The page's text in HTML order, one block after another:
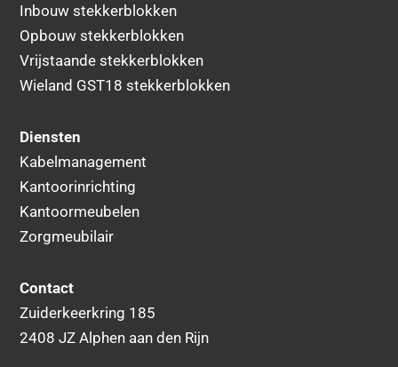
Inbouw stekkerblokken
Opbouw stekkerblokken
Vrijstaande stekkerblokken
Wieland GST18 stekkerblokken
Diensten
Kabelmanagement
Kantoorinrichting
Kantoormeubelen
Zorgmeubilair
Contact
Zuiderkeerkring 185
2408 JZ Alphen aan den Rijn